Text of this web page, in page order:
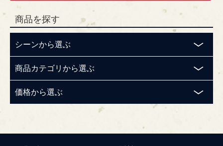
商品を探す
シーンから選ぶ
商品カテゴリから選ぶ
価格から選ぶ